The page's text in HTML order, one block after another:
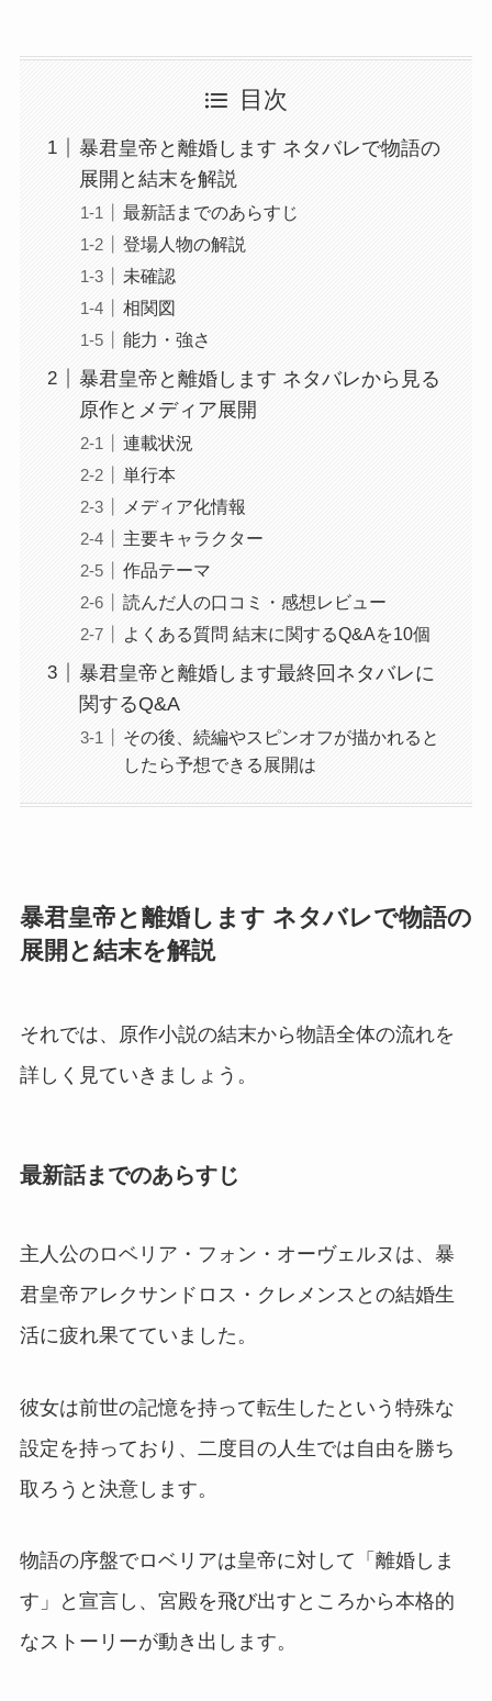
目次
暴君皇帝と離婚します ネタバレで物語の
展開と結末を解説
最新話までのあらすじ
登場人物の解説
未確認
相関図
能力・強さ
暴君皇帝と離婚します ネタバレから見る
原作とメディア展開
連載状況
単行本
メディア化情報
主要キャラクター
作品テーマ
読んだ人の口コミ・感想レビュー
よくある質問 結末に関するQ&Aを10個
暴君皇帝と離婚します最終回ネタバレに
関するQ&A
その後、続編やスピンオフが描かれると
したら予想できる展開は
暴君皇帝と離婚します ネタバレで物語の
展開と結末を解説
それでは、原作小説の結末から物語全体の流れを
詳しく見ていきましょう。
最新話までのあらすじ
主人公のロベリア・フォン・オーヴェルヌは、暴
君皇帝アレクサンドロス・クレメンスとの結婚生
活に疲れ果てていました。
彼女は前世の記憶を持って転生したという特殊な
設定を持っており、二度目の人生では自由を勝ち
取ろうと決意します。
物語の序盤でロベリアは皇帝に対して「離婚しま
す」と宣言し、宮殿を飛び出すところから本格的
なストーリーが動き出します。